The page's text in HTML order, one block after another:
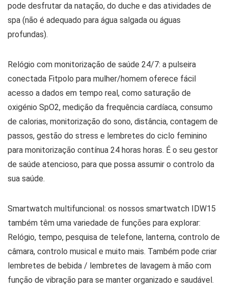
pode desfrutar da natação, do duche e das atividades de
spa (não é adequado para água salgada ou águas
profundas).
Relógio com monitorização de saúde 24/7: a pulseira
conectada Fitpolo para mulher/homem oferece fácil
acesso a dados em tempo real, como saturação de
oxigénio SpO2, medição da frequência cardíaca, consumo
de calorias, monitorização do sono, distância, contagem de
passos, gestão do stress e lembretes do ciclo feminino
para monitorização contínua 24 horas horas. É o seu gestor
de saúde atencioso, para que possa assumir o controlo da
sua saúde.
Smartwatch multifuncional: os nossos smartwatch IDW15
também têm uma variedade de funções para explorar:
Relógio, tempo, pesquisa de telefone, lanterna, controlo de
câmara, controlo musical e muito mais. Também pode criar
lembretes de bebida / lembretes de lavagem à mão com
função de vibração para se manter organizado e saudável.